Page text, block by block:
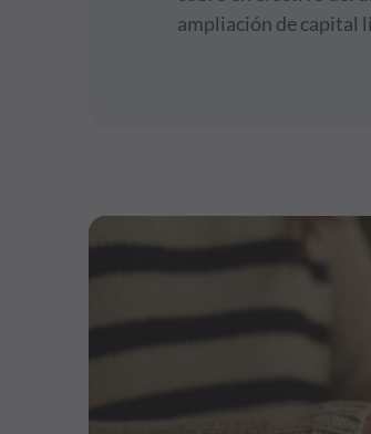
ampliación de capital